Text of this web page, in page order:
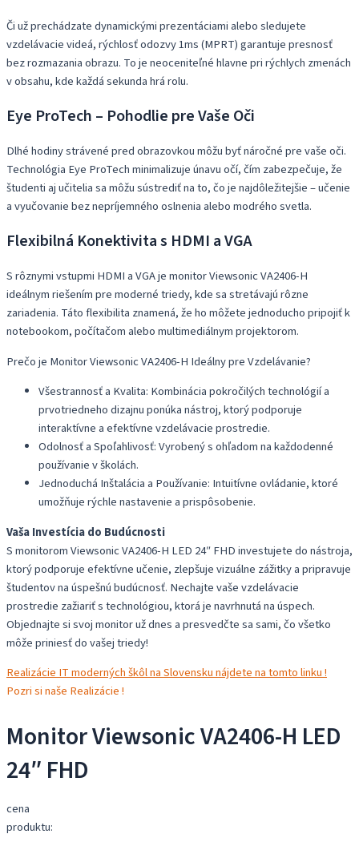
Či už prechádzate dynamickými prezentáciami alebo sledujete
vzdelávacie videá, rýchlosť odozvy 1ms (MPRT) garantuje presnosť
bez rozmazania obrazu. To je neoceniteľné hlavne pri rýchlych zmenách
v obsahu, kde každá sekunda hrá rolu.
Eye ProTech – Pohodlie pre Vaše Oči
Dlhé hodiny strávené pred obrazovkou môžu byť náročné pre vaše oči.
Technológia Eye ProTech minimalizuje únavu očí, čím zabezpečuje, že
študenti aj učitelia sa môžu sústrediť na to, čo je najdôležitejšie – učenie
a vyučovanie bez nepríjemného oslnenia alebo modrého svetla.
Flexibilná Konektivita s HDMI a VGA
S rôznymi vstupmi HDMI a VGA je monitor Viewsonic VA2406-H
ideálnym riešením pre moderné triedy, kde sa stretávajú rôzne
zariadenia. Táto flexibilita znamená, že ho môžete jednoducho pripojiť k
notebookom, počítačom alebo multimediálnym projektorom.
Prečo je Monitor Viewsonic VA2406-H Ideálny pre Vzdelávanie?
Všestrannosť a Kvalita: Kombinácia pokročilých technológií a
prvotriedneho dizajnu ponúka nástroj, ktorý podporuje
interaktívne a efektívne vzdelávacie prostredie.
Odolnosť a Spoľahlivosť: Vyrobený s ohľadom na každodenné
používanie v školách.
Jednoduchá Inštalácia a Používanie: Intuitívne ovládanie, ktoré
umožňuje rýchle nastavenie a prispôsobenie.
Vaša Investícia do Budúcnosti
S monitorom Viewsonic VA2406-H LED 24″ FHD investujete do nástroja,
ktorý podporuje efektívne učenie, zlepšuje vizuálne zážitky a pripravuje
študentov na úspešnú budúcnosť. Nechajte vaše vzdelávacie
prostredie zažiariť s technológiou, ktorá je navrhnutá na úspech.
Objednajte si svoj monitor už dnes a presvedčte sa sami, čo všetko
môže priniesť do vašej triedy!
Realizácie IT moderných škôl na Slovensku nájdete na tomto linku !
Pozri si naše Realizácie !
Monitor Viewsonic VA2406-H LED
24″ FHD
cena
produktu: